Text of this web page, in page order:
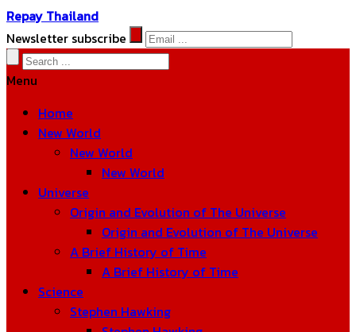
Repay Thailand
Newsletter subscribe
Menu
Home
New World
New World
New World
Universe
Origin and Evolution of The Universe
Origin and Evolution of The Universe
A Brief History of Time
A Brief History of Time
Science
Stephen Hawking